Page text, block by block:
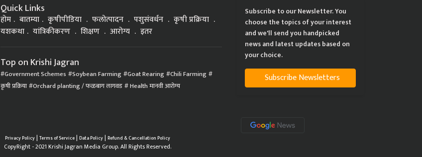
Quick Links
होम बातम्या कृषीपीडिया फलोत्पादन पशुसंवर्धन
कृषी प्रक्रिया
यशकथा
यांत्रिकीकरण शिक्षण आरोग्य इतर
Top on Krishi Jagran
Government Schemes Soybean Farming Goat Rearing Chili Farming
कृषी प्रक्रिया Orchard planting / फळबाग लागवड Health मानवी आरोग्य
Subscribe to our Newsletter. You
choose the topics of your interest
and we'll send you handpicked
news and latest updates based on
your choice.
Subscribe Newsletters
Privacy Policy| Terms of Service| Data Policy| Refund & Cancellation Policy
CopyRight - 2021 Krishi Jagran Media Group. All Rights Reserved.